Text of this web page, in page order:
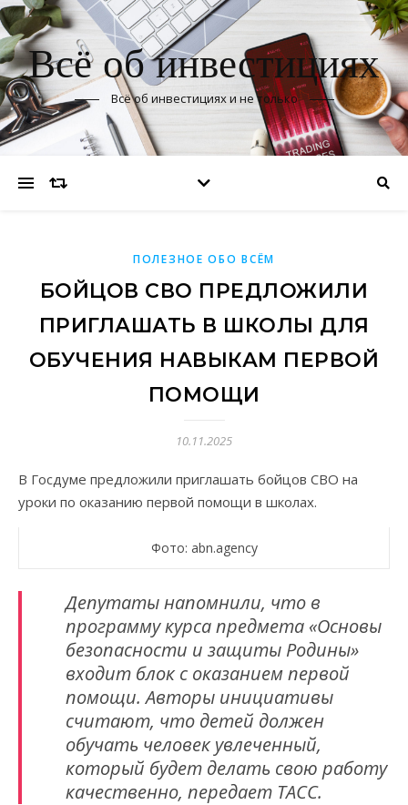
Всё об инвестициях
Всё об инвестициях и не только
ПОЛЕЗНОЕ ОБО ВСЁМ
БОЙЦОВ СВО ПРЕДЛОЖИЛИ
ПРИГЛАШАТЬ В ШКОЛЫ ДЛЯ
ОБУЧЕНИЯ НАВЫКАМ ПЕРВОЙ
ПОМОЩИ
10.11.2025
В Госдуме предложили приглашать бойцов СВО на
уроки по оказанию первой помощи в школах.
Фото: abn.agency
Депутаты напомнили, что в
программу курса предмета «Основы
безопасности и защиты Родины»
входит блок с оказанием первой
помощи. Авторы инициативы
считают, что детей должен
обучать человек увлеченный,
который будет делать свою работу
качественно, передает ТАСС.